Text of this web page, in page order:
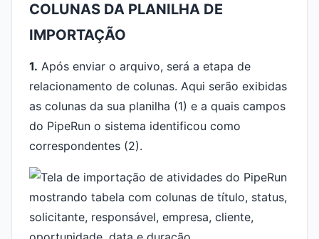
COLUNAS DA PLANILHA DE
IMPORTAÇÃO
1. Após enviar o arquivo, será a etapa de
relacionamento de colunas. Aqui serão exibidas
as colunas da sua planilha (1) e a quais campos
do PipeRun o sistema identificou como
correspondentes (2).